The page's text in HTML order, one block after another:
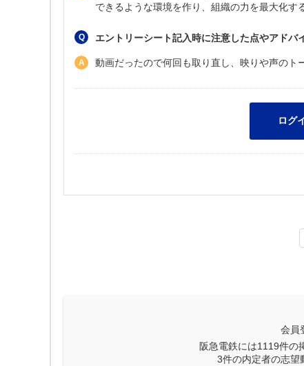
できるような環境を作り、組織の力を最大化
エントリーシート記入時に注意した点やアドバ
動画だったので何回も取り直し、映りや声のト
会員
阪急電鉄には1119件の
3件の内定者の志望